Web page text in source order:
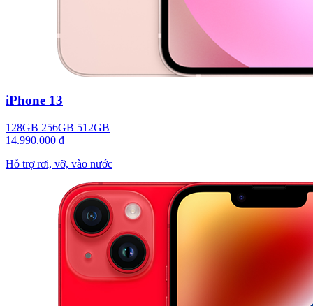
iPhone 13
128GB 256GB 512GB
14.990.000 đ
Hỗ trợ rơi, vỡ, vào nước